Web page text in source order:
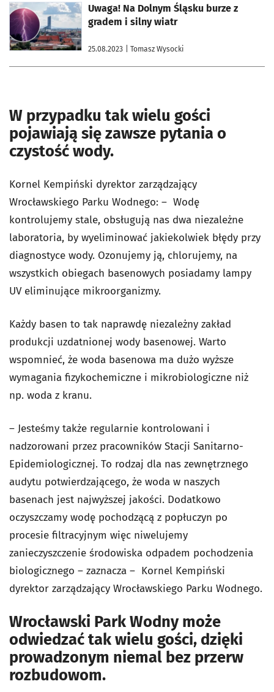
Uwaga! Na Dolnym Śląsku burze z
gradem i silny wiatr
25.08.2023 | Tomasz Wysocki
otworzy się w nowej karcie
W przypadku tak wielu gości
pojawiają się zawsze pytania o
czystość wody.
Kornel Kempiński dyrektor zarządzający
Wrocławskiego Parku Wodnego: – Wodę
kontrolujemy stale, obsługują nas dwa niezależne
laboratoria, by wyeliminować jakiekolwiek błędy przy
diagnostyce wody. Ozonujemy ją, chlorujemy, na
wszystkich obiegach basenowych posiadamy lampy
UV eliminujące mikroorganizmy.
Każdy basen to tak naprawdę niezależny zakład
produkcji uzdatnionej wody basenowej. Warto
wspomnieć, że woda basenowa ma dużo wyższe
wymagania fizykochemiczne i mikrobiologiczne niż
np. woda z kranu.
– Jesteśmy także regularnie kontrolowani i
nadzorowani przez pracowników Stacji Sanitarno-
Epidemiologicznej. To rodzaj dla nas zewnętrznego
audytu potwierdzającego, że woda w naszych
basenach jest najwyższej jakości. Dodatkowo
oczyszczamy wodę pochodzącą z popłuczyn po
procesie filtracyjnym więc niwelujemy
zanieczyszczenie środowiska odpadem pochodzenia
biologicznego – zaznacza – Kornel Kempiński
dyrektor zarządzający Wrocławskiego Parku Wodnego.
Wrocławski Park Wodny może
odwiedzać tak wielu gości, dzięki
prowadzonym niemal bez przerw
rozbudowom.